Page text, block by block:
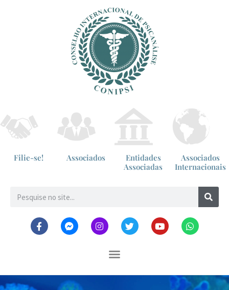
Filie-se! Associados
Entidades
Associadas
Associados
Internacionais